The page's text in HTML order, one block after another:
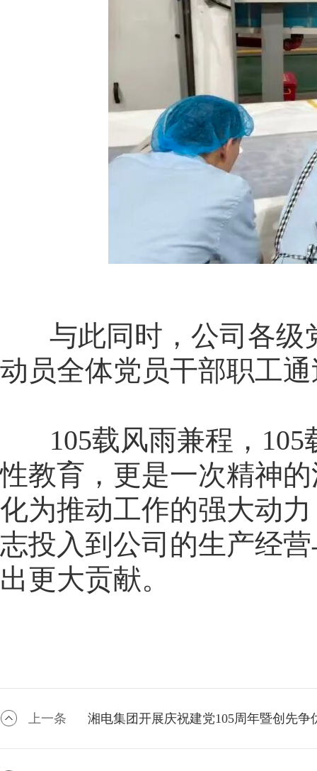
与此同时，公司各级
动员全体党员干部职工
105载风雨兼程，105
性教育，更是一次精神
化为推动工作的强大动
志投入到公司的生产经
出更大贡献。
上一条 湘电集团开展庆祝建党105周年暨创先